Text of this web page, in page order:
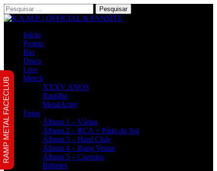
Pesquisar
por:
Início
Promo
Bio
Disco
Live
Merch
XXXV ANOS
Rastilho
MetalArmy
Fotos
Álbum 1 – Várias
Álbum 2 – RCA + Pátio do Sol
Álbum 3 – Hard Club
Álbum 4 – Bang Venue
Álbum 5 – Corroios
Bilhetes
RAMP METAL FACECLUB